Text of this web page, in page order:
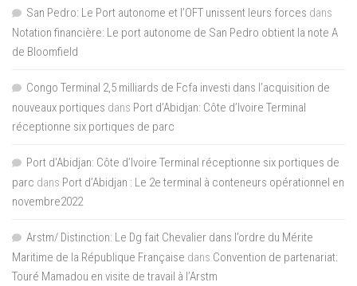
San Pedro: Le Port autonome et l’OFT unissent leurs forces dans
Notation financière: Le port autonome de San Pedro obtient la note A
de Bloomfield
Congo Terminal 2,5 milliards de Fcfa investi dans l’acquisition de
nouveaux portiques dans Port d’Abidjan: Côte d’Ivoire Terminal
réceptionne six portiques de parc
Port d'Abidjan: Côte d’Ivoire Terminal réceptionne six portiques de
parc dans Port d’Abidjan : Le 2e terminal à conteneurs opérationnel en
novembre2022
Arstm/ Distinction: Le Dg fait Chevalier dans l’ordre du Mérite
Maritime de la République Française dans Convention de partenariat:
Touré Mamadou en visite de travail à l’Arstm